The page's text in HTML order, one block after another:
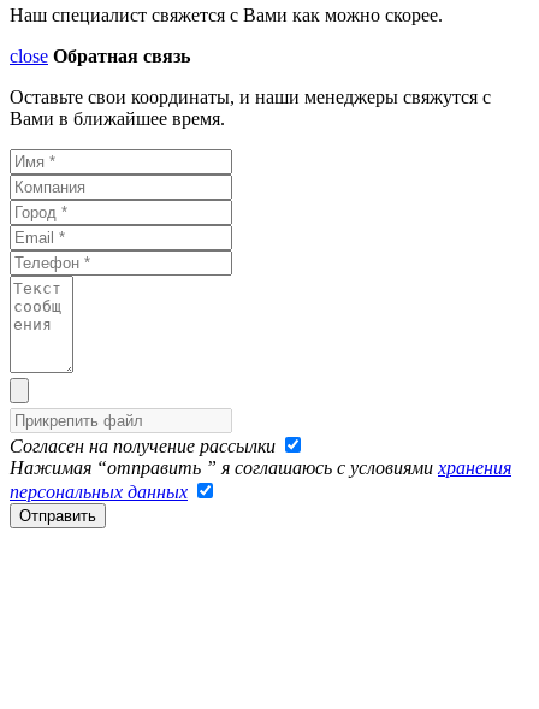
Наш специалист свяжется с Вами как можно скорее.
close Обратная связь
Оставьте свои координаты, и наши менеджеры свяжутся с
Вами в ближайшее время.
Согласен на получение рассылки
Нажимая “отправить ” я соглашаюсь с условиями хранения
персональных данных